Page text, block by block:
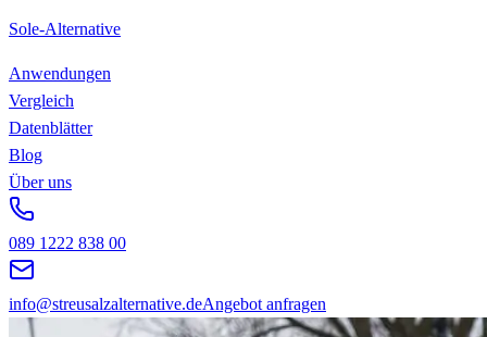
Sole-Alternative
Anwendungen
Vergleich
Datenblätter
Blog
Über uns
089 1222 838 00
info@streusalzalternative.deAngebot anfragen